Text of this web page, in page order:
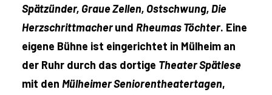
Spätzünder, Graue Zellen, Ostschwung, Die
Herzschrittmacherund Rheumas Töchter. Eine
eigene Bühne ist eingerichtet in Mülheim an
der Ruhr durch das dortige Theater Spätlese
mit den Mülheimer Seniorentheatertagen,